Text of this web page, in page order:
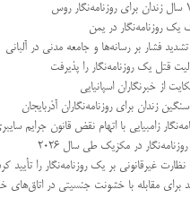
روزنامه‌نگار در یمن
فشار بر رسانه‌ها و جامعه مدنی در آلبانی
قتل یک روزنامه‌نگار را پذیرفت
از خبرنگاران اسپانیایی
زندان برای روزنامه‌نگاران آذربایجان
زامبیایی با اتهام نقض قانون جرایم
در مکزیک طی سال ۲۰۲۶
نظارت غیرقانونی بر یک روزنامه‌نگار را تأیید
برای مقابله با خشونت جنسیتی در اتاق‌های